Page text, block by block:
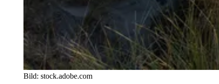
Bild: stock.adobe.com